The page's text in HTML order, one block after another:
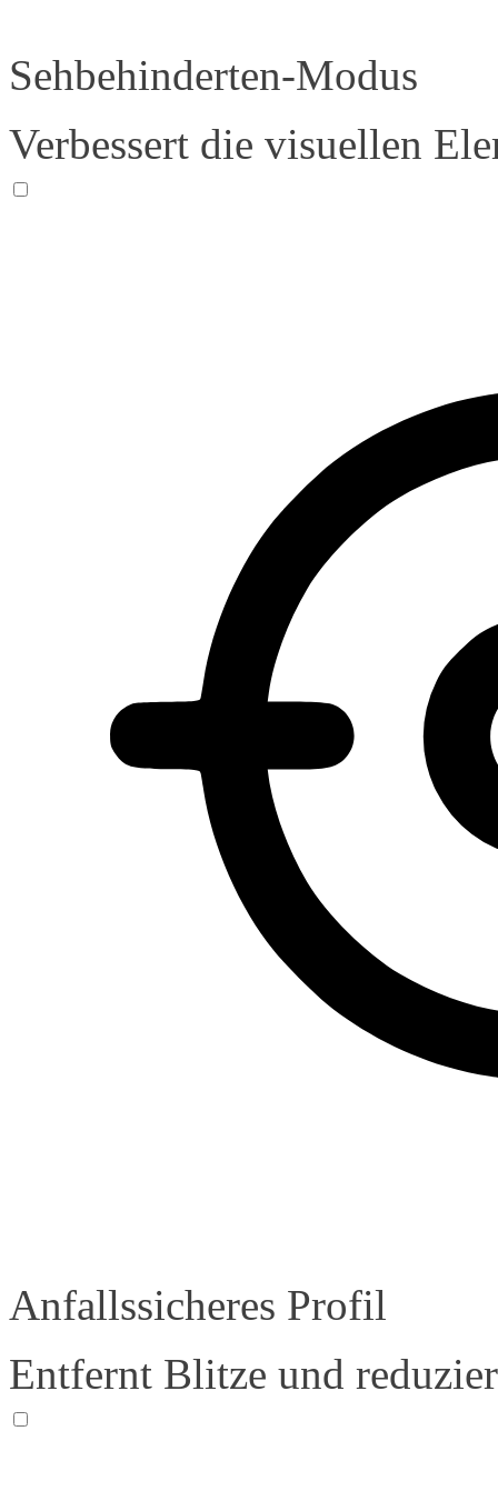
Sehbehinderten-Modus
Verbessert die visuellen
Anfallssicheres Profil
Entfernt Blitze und